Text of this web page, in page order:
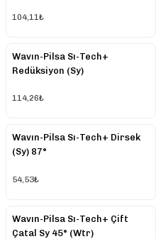
104,11₺
Wavın-Pilsa Sı-Tech+
Redüksiyon (Sy)
114,26₺
Wavın-Pilsa Sı-Tech+ Dirsek
(Sy) 87°
54,53₺
Wavın-Pilsa Sı-Tech+ Çift
Çatal Sy 45° (Wtr)